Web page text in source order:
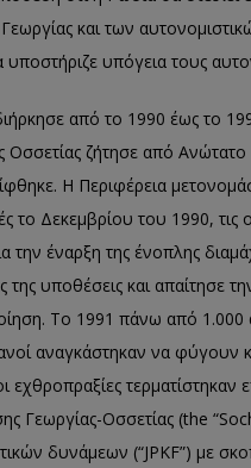
και των
υπόγεια τους
από το 1990 έως το
ζήτησε από Ανώτατο
Η Περιφέρεια
το Δεκεμβρίου του 1990, τις
έναρξη της ένοπλης
της υποθέσεις και απαίτησε
Το 1991 πάνω από 1.000
αναγκάστηκαν να φύγουν
τερματίστηκαν
Γεωργίας-Οσσετίας (the
δυνάμεων (“JPKF”) με